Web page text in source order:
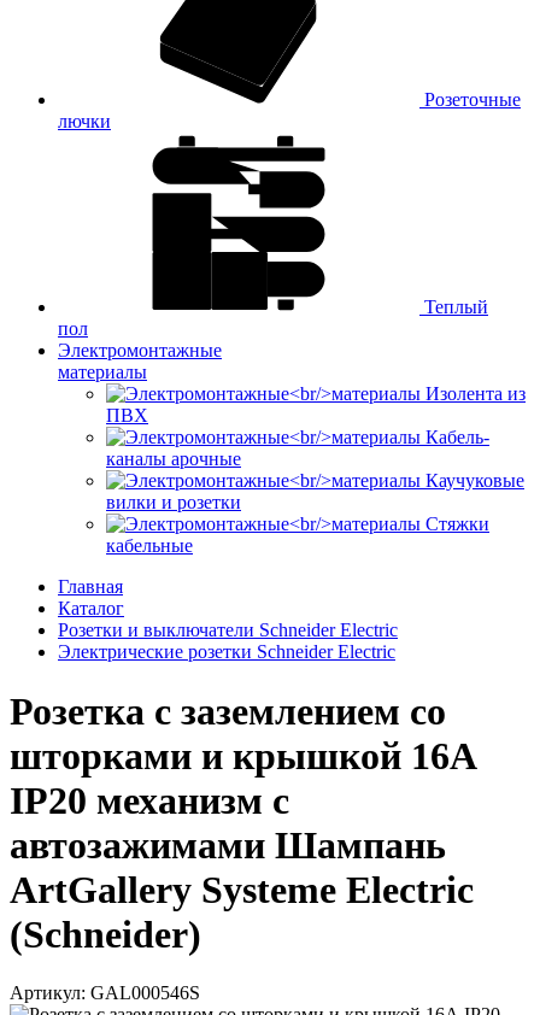
Розеточные
лючки
Теплый
пол
Электромонтажные
материалы
Изолента из
ПВХ
Кабель-
каналы арочные
Каучуковые
вилки и розетки
Стяжки
кабельные
Главная
Каталог
Розетки и выключатели Schneider Electric
Электрические розетки Schneider Electric
Розетка с заземлением со
шторками и крышкой 16А
IP20 механизм с
автозажимами Шампань
ArtGallery Systeme Electric
(Schneider)
Артикул: GAL000546S